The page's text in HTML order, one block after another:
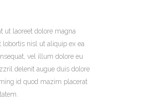
ut laoreet dolore magna
nisl ut aliquip ex ea
vel illum dolore eu
delenit augue duis dolore
id quod mazim placerat